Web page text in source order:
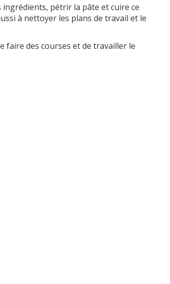
pétrir la pâte et cuire ce
à nettoyer les plans de travail et le
faire des courses et de travailler le